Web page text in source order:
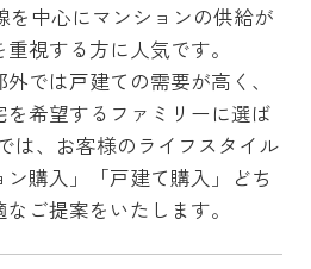
を中心にマンションの供給が
視する方に人気です。
では戸建ての需要が高く、
希望するファミリーに選ば
は、お客様のライフスタイル
購入」「戸建て購入」どち
ご提案をいたします。